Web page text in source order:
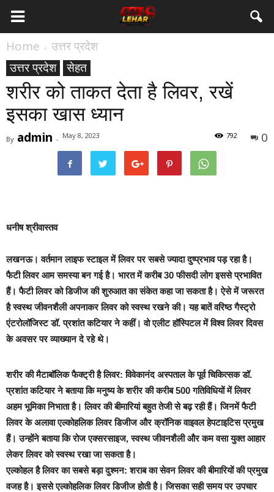
Home
उत्तर प्रदेश
उत्तर प्रदेश
सेहत
शरीर को ताकत देता है लिवर, रखें
इसका खास ध्यान
By admin - May 8, 2023 0
792
धनीष श्रीवास्तव
लखनऊ। वर्तमान लाइफ स्टाइल में लिवर पर सबसे ज्यादा दुष्प्रभाव पड़ रहा है।
फैटी लिवर आम समस्या बन गई है। भारत में करीब 30 फीसदी लोग इससे प्रभावित
हैं। फैटी लिवर को डिजीज की शुरुआत का संकेत कहा जा सकता है। ऐसे में जरूरत
है स्वस्थ जीवनशैली अपनाकर लिवर को स्वस्थ रखने की।यह बातें वरिष्ठ गैस्ट्रो
एंटरोलॉजिस्ट डॉ. प्रशांत कटियार ने कहीं। वो एलीट हॉस्पिटल में विश्व लिवर दिवस
के अवसर पर व्याख्यान दे रहे थे।
शरीर की मैटाबॉलिक फैक्ट्री है लिवर: विवेकानंद अस्पताल के पूर्व चिकित्सक डॉ.
प्रशांत कटियार ने बताया कि मनुष्य के शरीर की करीब 500 गतिविधियों में लिवर
अहम भूमिका निभाता है। लिवर की बीमारियां बहुत तेजी से बढ़ रही हैं। जिनमें फैटी
लिवर के अलावा एल्कोहलिक लिवर डिजीज और क्रॉनिक वाइवल हेपटाइटिस प्रमुख
हैं। उन्होंने बताया कि रोज एक्सरसाइज, स्वस्थ जीवनशैली और कम वसा युक्त आहार
लेकर लिवर को स्वस्थ रखा जा सकता है।
एल्कोहल है लिवर का सबसे बड़ा दुश्मन: शराब का सेवन लिवर की बीमारियों की प्रमुख
वजह है। इससे एल्कोहलिक लिवर डिजीज होती है। जिसका सही समय पर उपचार